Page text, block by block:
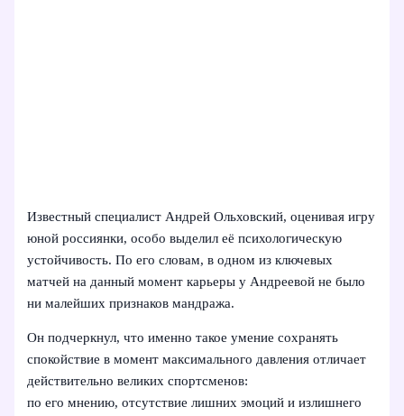
Известный специалист Андрей Ольховский, оценивая игру
юной россиянки, особо выделил её психологическую
устойчивость. По его словам, в одном из ключевых
матчей на данный момент карьеры у Андреевой не было
ни малейших признаков мандража.
Он подчеркнул, что именно такое умение сохранять
спокойствие в момент максимального давления отличает
действительно великих спортсменов:
по его мнению, отсутствие лишних эмоций и излишнего